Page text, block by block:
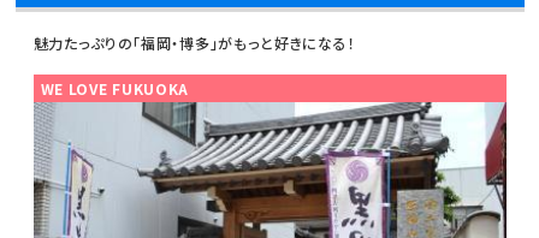
魅力たっぷりの「福岡・博多」がもっと好きになる！
WE LOVE FUKUOKA